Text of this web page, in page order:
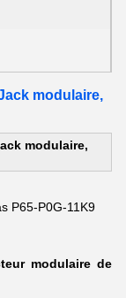
modulaire,
modulaire,
P65-P0G-11K9
modulaire de